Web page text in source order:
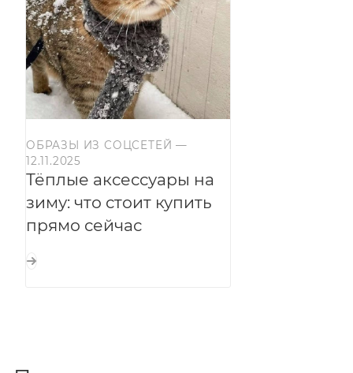
ОБРАЗЫ ИЗ СОЦСЕТЕЙ—
12.11.2025
Тёплые аксессуары на
зиму: что стоит купить
прямо сейчас